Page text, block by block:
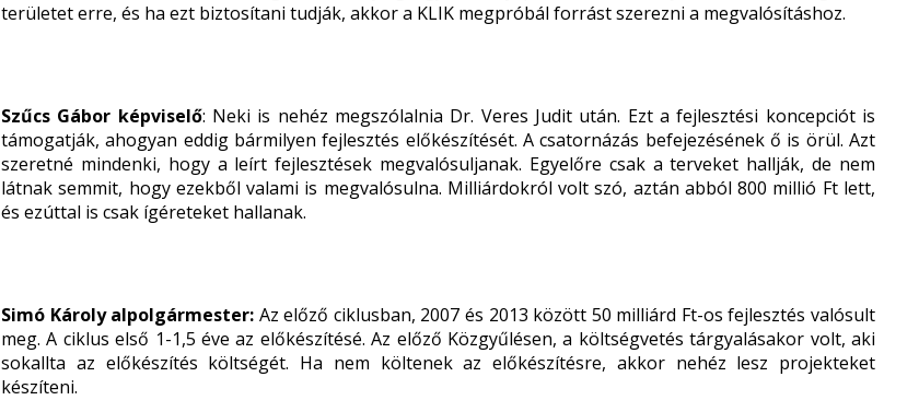
területet erre, és ha ezt biztosítani tudják, akkor a KLIK megpróbál forrást szerezni a megvalósításhoz.
Szűcs Gábor képviselő: Neki is nehéz megszólalnia Dr. Veres Judit után. Ezt a fejlesztési koncepciót is
támogatják, ahogyan eddig bármilyen fejlesztés előkészítését. A csatornázás befejezésének ő is örül. Azt
szeretné mindenki, hogy a leírt fejlesztések megvalósuljanak. Egyelőre csak a terveket hallják, de nem
látnak semmit, hogy ezekből valami is megvalósulna. Milliárdokról volt szó, aztán abból 800 millió Ft lett,
és ezúttal is csak ígéreteket hallanak.
Simó Károly alpolgármester: Az előző ciklusban, 2007 és 2013 között 50 milliárd Ft-os fejlesztés valósult
meg. A ciklus első 1-1,5 éve az előkészítésé. Az előző Közgyűlésen, a költségvetés tárgyalásakor volt, aki
sokallta az előkészítés költségét. Ha nem költenek az előkészítésre, akkor nehéz lesz projekteket
készíteni.